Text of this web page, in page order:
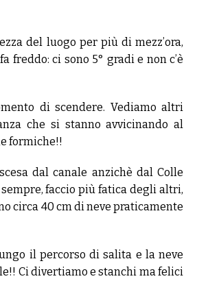
del luogo per più di mezz’ora,
freddo: ci sono 5° gradi e non c’è
di scendere. Vediamo altri
che si stanno avvicinando al
formiche!!
dal canale anzichè dal Colle
sempre, faccio più fatica degli altri,
circa 40 cm di neve praticamente
il percorso di salita e la neve
Ci divertiamo e stanchi ma felici